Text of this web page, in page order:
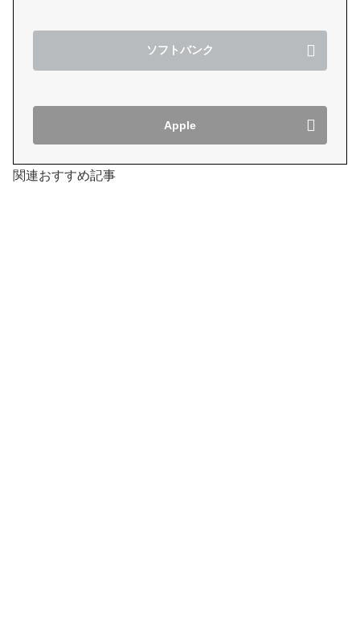
ソフトバンク
Apple
関連おすすめ記事